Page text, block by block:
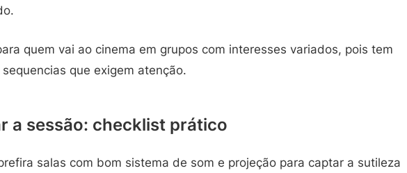
quem vai ao cinema em grupos com interesses variados, pois tem
que exigem atenção.
a sessão: checklist prático
salas com bom sistema de som e projeção para captar a sutileza